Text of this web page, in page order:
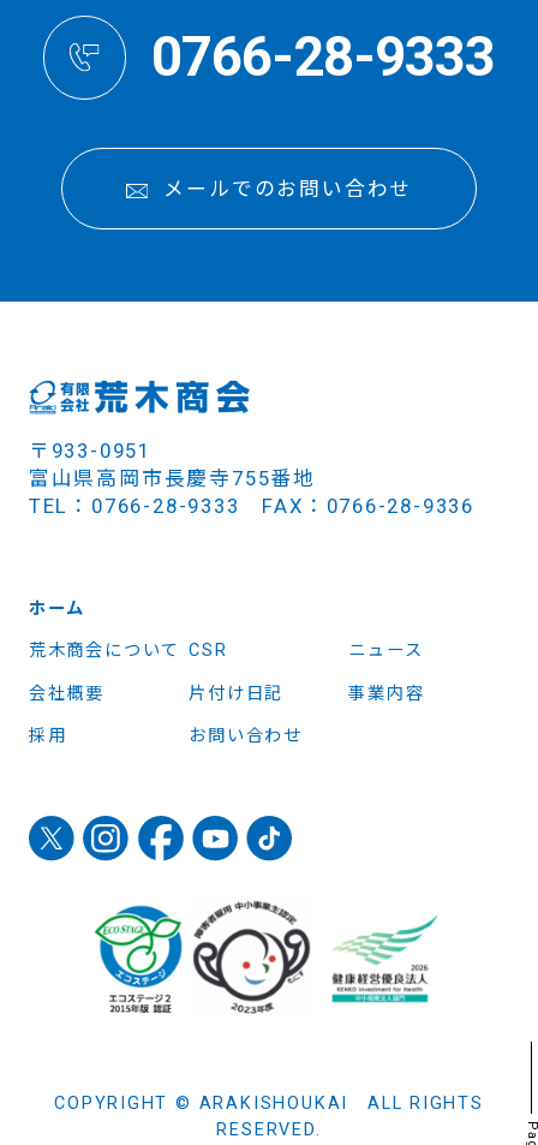
0766-28-9333
メールでのお問い合わせ
〒933-0951
富山県高岡市長慶寺755番地
TEL：0766-28-9333 FAX：0766-28-9336
ホーム
荒木商会について CSR ニュース
会社概要 片付け日記 事業内容
採用 お問い合わせ
COPYRIGHT © ARAKISHOUKAI ALL RIGHTS
RESERVED.